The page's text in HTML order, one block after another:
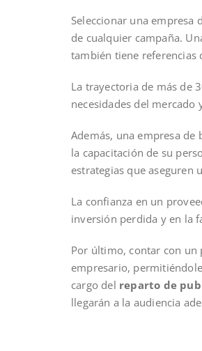
Seleccionar una empresa
de cualquier campaña.
también tiene referencias
La trayectoria de más de
necesidades del mercado
Además, una empresa
la capacitación de su
estrategias que aseguren
La confianza en un
inversión perdida y en la
Por último, contar con un
empresario,
cargo del reparto de
llegarán a la audiencia